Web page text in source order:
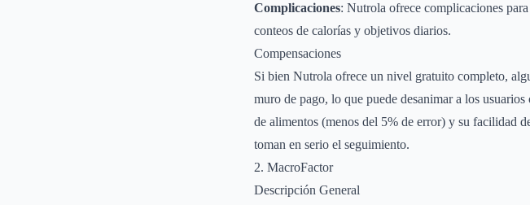
Complicaciones: Nutrola ofrece complicaciones
conteos de calorías y objetivos diarios.
Compensaciones
Si bien Nutrola ofrece un nivel gratuito completo,
muro de pago, lo que puede desanimar a los
de alimentos (menos del 5% de error) y su facilidad
toman en serio el seguimiento.
2. MacroFactor
Descripción General